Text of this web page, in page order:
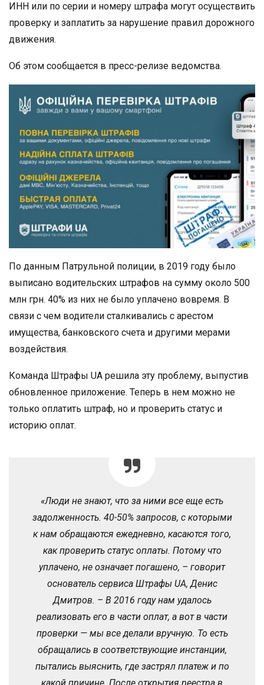
ИНН или по серии и номеру штрафа могут осуществить
проверку и заплатить за нарушение правил дорожного
движения.
Об этом сообщается в пресс-релизе ведомства.
По данным Патрульной полиции, в 2019 году было
выписано водительских штрафов на сумму около 500
млн грн. 40% из них не было уплачено вовремя. В
связи с чем водители сталкивались с арестом
имущества, банковского счета и другими мерами
воздействия.
Команда Штрафы UA решила эту проблему, выпустив
обновленное приложение. Теперь в нем можно не
только оплатить штраф, но и проверить статус и
историю оплат.
«Люди не знают, что за ними все еще есть
задолженность. 40-50% запросов, с которыми
к нам обращаются ежедневно, касаются того,
как проверить статус оплаты. Потому что
уплачено, не означает погашено, – говорит
основатель сервиса Штрафы UA, Денис
Дмитров. – В 2016 году нам удалось
реализовать его в части оплат, а вот в части
проверки — мы все делали вручную. То есть
обращались в соответствующие инстанции,
пытались выяснить, где застрял платеж и по
какой причине. После открытия реестра в